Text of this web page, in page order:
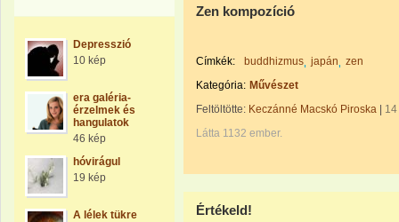
Depresszió
10 kép
era galéria-
érzelmek és
hangulatok
46 kép
hóvirágul
19 kép
A lélek tükre
Zen kompozíció
Címkék: buddhizmus japán
zen
Kategória: Művészet
Feltöltötte: Keczánné Macskó Piroska
Látta 1132 ember.
Értékeld!